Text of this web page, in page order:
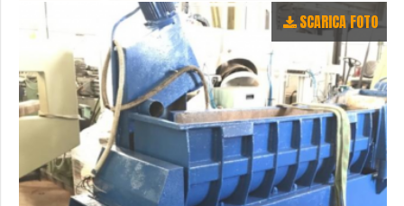
SCARICA FOTO